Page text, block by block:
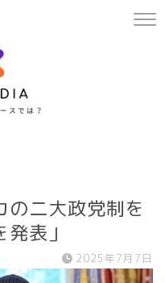
の二大政党制を
表」
2025年7月7日